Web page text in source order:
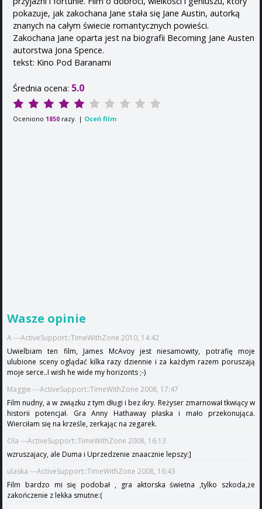
pokazuje, jak zakochana Jane stała się Jane Austin, autorką
znanych na całym świecie romantycznych powieści.
Zakochana Jane oparta jest na biografii Becoming Jane Austen
autorstwa Jona Spence.
tekst: Kino Pod Baranami
Średnia ocena: 5.0
Oceniono 1850 razy. | Oceń film
Wasze opinie
A ---ActiveSupport::TimeWithZone 2010, 14:42
Uwielbiam ten film, James McAvoy jest niesamowity, potrafię moje
ulubione sceny oglądać kilka razy dziennie i za każdym razem poruszają
moje serce..I wish he wide my horizonts ;-)
Maggie ---ActiveSupport::TimeWithZone 2008, 17:47
Film nudny, a w związku z tym długi i bez ikry. Reżyser zmarnował tkwiący w
historii potencjał. Gra Anny Hathaway płaska i mało przekonująca.
Wierciłam się na krześle, zerkając na zegarek.
Ola ---ActiveSupport::TimeWithZone 2008, 16:13
wzruszajacy, ale Duma i Uprzedzenie znaacznie lepszy:]
ulaska ---ActiveSupport::TimeWithZone 2008, 16:43
Film bardzo mi się podobał , gra aktorska świetna ,tylko szkoda,że
zakończenie z lekka smutne:(